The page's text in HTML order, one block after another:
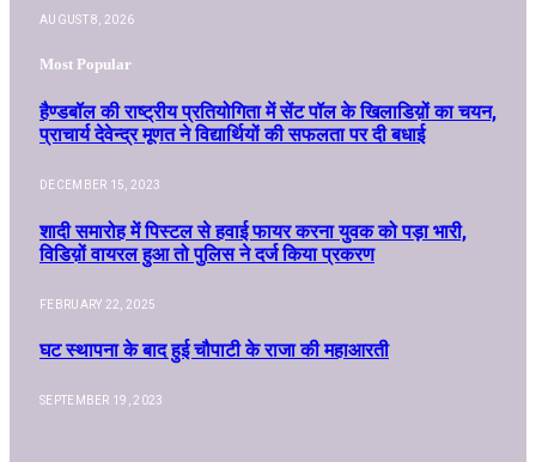
AUGUST 8, 2026
Most Popular
हैण्डबॉल की राष्ट्रीय प्रतियोगिता में सेंट पॉल के खिलाडिय़ों का चयन,
प्राचार्य देवेन्द्र मूणत ने विद्यार्थियों की सफलता पर दी बधाई
DECEMBER 15, 2023
शादी समारोह में पिस्टल से हवाई फायर करना युवक को पड़ा भारी,
विडिय़ों वायरल हुआ तो पुलिस ने दर्ज किया प्रकरण
FEBRUARY 22, 2025
घट स्थापना के बाद हुई चौपाटी के राजा की महाआरती
SEPTEMBER 19, 2023